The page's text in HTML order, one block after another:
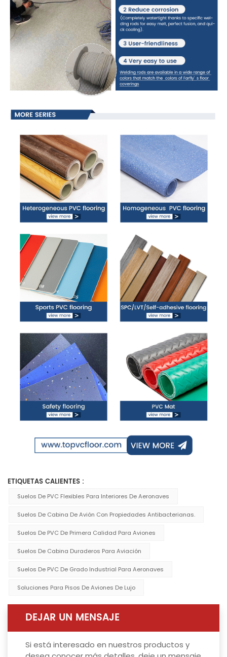
ETIQUETAS CALIENTES :
Suelos De PVC Flexibles Para Interiores De Aeronaves
Suelos De Cabina De Avión Con Propiedades Antibacterianas.
Suelos De PVC De Primera Calidad Para Aviones
Suelos De Cabina Duraderos Para Aviación
Suelos De PVC De Grado Industrial Para Aeronaves
Soluciones Para Pisos De Aviones De Lujo
DEJAR UN MENSAJE
Si está interesado en nuestros productos y